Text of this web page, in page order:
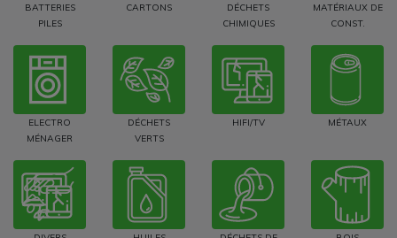
BATTERIES
PILES
CARTONS
DÉCHETS
CHIMIQUES
MATÉRIAUX DE
CONST.
ELECTRO
MÉNAGER
DÉCHETS
VERTS
HIFI/TV MÉTAUX